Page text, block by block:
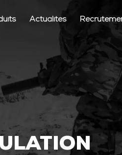
Actualités